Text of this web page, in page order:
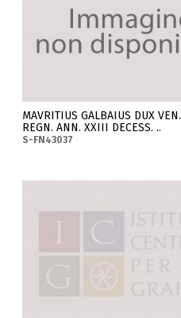
MAVRITIUS GALBAIUS DUX VEN.
REGN. ANN. XXIII DECESS. ..
S-FN43037